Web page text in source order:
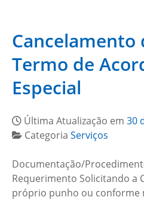
Cancelamento
Termo de
Especial
Última Atualização em 30
Categoria Serviços
Documentação/
Requerimento Solicitando a
próprio punho ou conforme